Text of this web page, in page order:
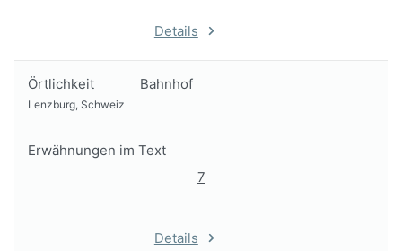
Details
Örtlichkeit Bahnhof
Lenzburg, Schweiz
Erwähnungen im Text
7
Details